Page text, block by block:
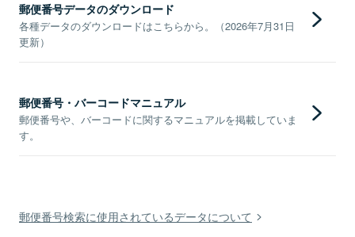
郵便番号データのダウンロード
各種データのダウンロードはこちらから。（2026年7月31日
更新）
郵便番号・バーコードマニュアル
郵便番号や、バーコードに関するマニュアルを掲載していま
す。
郵便番号検索に使用されているデータについて